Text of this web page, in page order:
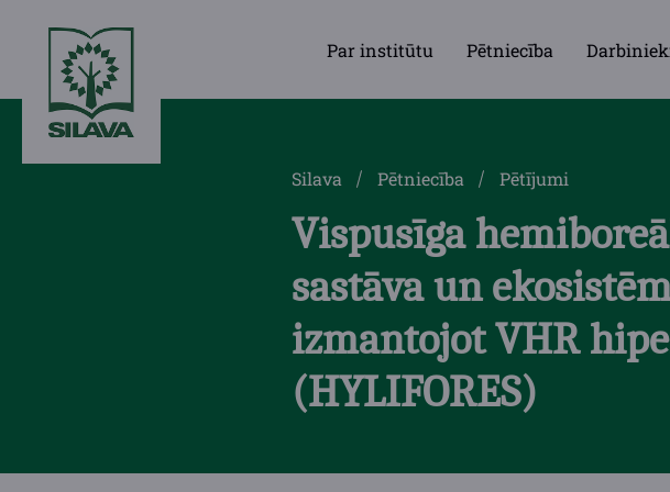
Par institūtu Pētniecība
Silava Pētniecība Pētījumi
Vispusīga
sastāva un
izmantojot VHR
(HYLIFORES)